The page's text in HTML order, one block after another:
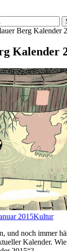
Berg Kalender
Kalender
2015Kultur
und noch immer
Kalender.